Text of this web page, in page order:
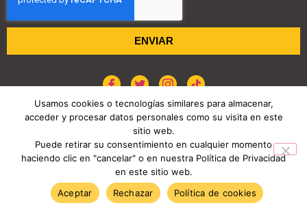
ENVIAR
COPYRIGHT © 2026 REPORTE CRIPTO
POLÍTICA DE COOKIES
TENDENCIAS HOY
WonderFi elige a Robinhood para llevar su negocio más lejos
Usamos cookies o tecnologías similares para almacenar,
acceder y procesar datos personales como su visita en este
sitio web.
Puede retirar su consentimiento en cualquier momento
haciendo clic en "cancelar" o en nuestra Política de Privacidad
en este sitio web.
Aceptar
Rechazar Política de cookies